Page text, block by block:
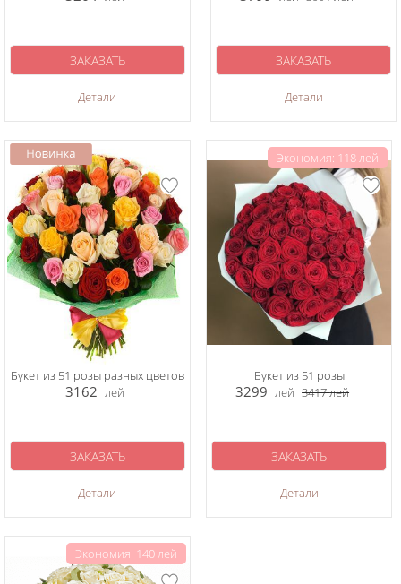
Детали
ЗАКАЗАТЬ
Детали
ЗАКАЗАТЬ
Букет из 51 розы разных цветов
3162 лей
Детали
ЗАКАЗАТЬ
Экономия: 118 лей
Букет из 51 розы
3299 лей 3417лей
Детали
ЗАКАЗАТЬ
Экономия: 140 лей